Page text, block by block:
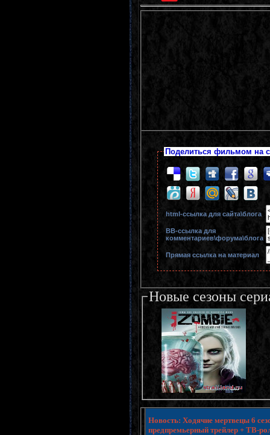
Поделиться фильмом на
html-cсылка для сайта\блога
BB-cсылка для
комментариев\форума\блога
Прямая ссылка на материал
Новые сезоны
Новость: Ходячие мертвецы 6
предпремьерный трейлер + ТВ-